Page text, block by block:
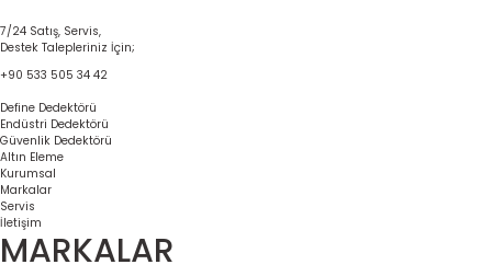
7/24 Satış, Servis,
Destek Talepleriniz İçin;
+90 533 505 34 42
Define Dedektörü
Endüstri Dedektörü
Güvenlik Dedektörü
Altın Eleme
Kurumsal
Markalar
Servis
İletişim
MARKALAR